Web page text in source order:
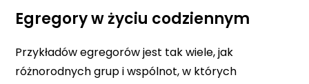
Egregory w życiu codziennym
Przykładów egregorów jest tak wiele, jak
różnorodnych grup i wspólnot, w których